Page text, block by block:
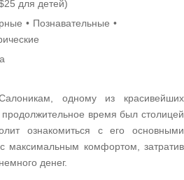
для детей)
Познавательные
одному из красивейших
продолжительное время был столицей
ознакомиться с его основными
максимальным комфортом, затратив
денег.